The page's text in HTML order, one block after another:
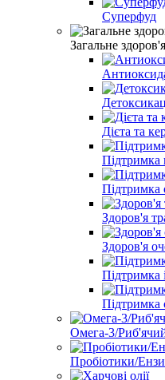
Суперфуд
Загальне здоров'я
Дієта та
Підтримка
Підтримка
Здоров'я
Здоров'я
Підтримка
Підтримка
Омега-3/
Пробіотики/